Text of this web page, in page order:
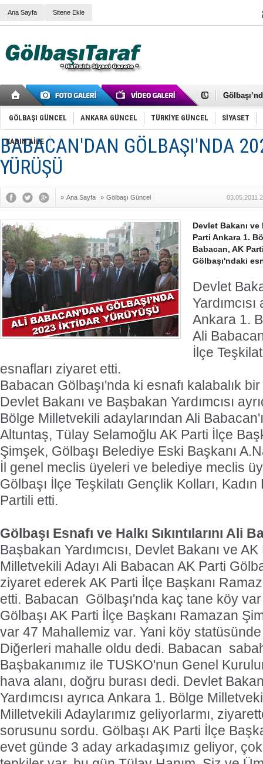
Ana Sayfa Sitene Ekle
Cemal
Samet
FAİZ
OLİMPİK
SÖZ
TÜRKİYE
Gölbaşı
GÖLBAŞI GÜNCEL ANKARA GÜNCEL TÜRKİYE GÜNCEL SİYASET
KADIN AİLE
BABACAN'DAN GÖLBAŞI'NDA
YÜRÜŞÜ
» Ana Sayfa » Gölbaşı Güncel 03.05.2011
Devlet Bakanı ve
Parti Ankara 1.
Babacan, AK
Gölbaşı'ndaki
Devlet
Ankara 1.
Ali
İlçe
esnafları ziyaret etti.
Babacan Gölbaşı'nda ki esnafı kalabalık
Devlet Bakanı ve Başbakan Yardımcısı
Bölge Milletvekili adaylarından Ali
Altuntaş, Tülay Selamoğlu AK Parti İlçe
Şimşek, Gölbaşı Belediye Eski Başkanı
İl genel meclis üyeleri ve belediye meclis
Gölbaşı İlçe Teşkilatı Gençlik Kolları,
Partili etti.
Gölbaşı Esnafı ve Halkı Sıkıntılarını Ali
Başbakan Yardımcısı, Devlet Bakanı ve
Milletvekili Adayı Ali Babacan AK Parti
ziyaret ederek AK Parti İlçe Başkanı
etti. Babacan  Gölbaşı'nda kaç tane köy
Gölbaşı AK Parti İlçe Başkanı Ramazan
var 47 Mahallemiz var. Yani köy
Diğerleri mahalle oldu dedi. Babacan 
Başbakanımız ile TUSKO'nun Genel
hava alanı, doğru burası dedi. Devlet
Yardımcısı ayrıca Ankara 1. Bölge
Milletvekili Adaylarımız geliyorlarmı,
sorusunu sordu. Gölbaşı AK Parti İlçe
evet günde 3 aday arkadaşımız geliyor,